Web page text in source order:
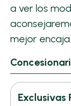
a ver los
mejor
Exclusivas